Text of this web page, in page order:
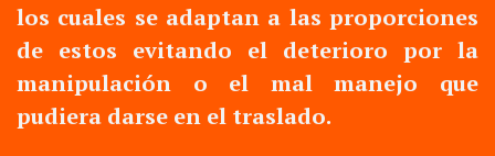
los cuales se adaptan a las proporciones
de estos evitando el deterioro por la
manipulación o el mal manejo que
pudiera darse en el traslado.